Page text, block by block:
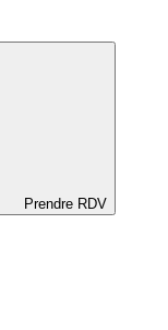
Prendre RDV